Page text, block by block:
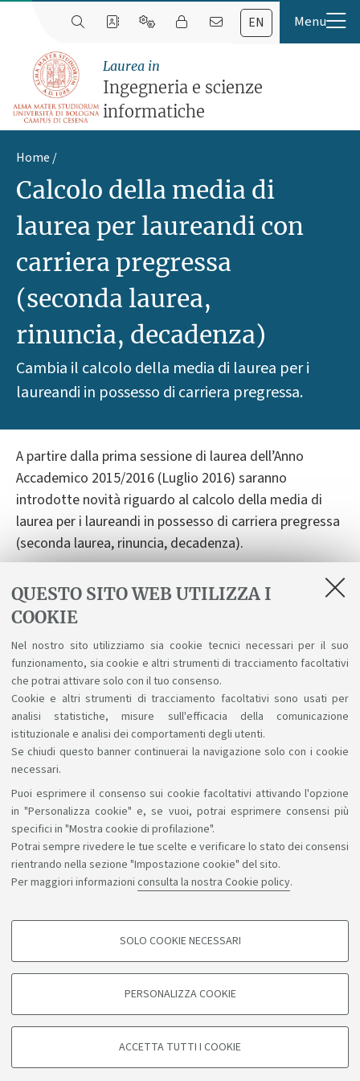
QUESTO SITO WEB UTILIZZA I
COOKIE
Nel nostro sito utilizziamo sia cookie tecnici necessari per il suo
funzionamento, sia cookie e altri strumenti di tracciamento facoltativi
che potrai attivare solo con il tuo consenso.
Cookie e altri strumenti di tracciamento facoltativi sono usati per
analisi statistiche, misure sull'efficacia della comunicazione
istituzionale e analisi dei comportamenti degli utenti.
Se chiudi questo banner continuerai la navigazione solo con i cookie
necessari.
Puoi esprimere il consenso sui cookie facoltativi attivando l'opzione
in "Personalizza cookie" e, se vuoi, potrai esprimere consensi più
specifici in "Mostra cookie di profilazione".
Potrai sempre rivedere le tue scelte e verificare lo stato dei consensi
rientrando nella sezione "Impostazione cookie" del sito.
Per maggiori informazioni consulta la nostra Cookie policy.
COOKIE DI PROFILAZIONE - FACOLTATIVI
degli utenti, creare profili in base al loro comportamento sul sito, per analisi
di marketing.
Google/Youtube Video
SOLO COOKIE NECESSARI
PERSONALIZZA COOKIE
ACCETTA TUTTI I COOKIE
EN
Laurea in
Ingegneria e scienze
informatiche
Home
Calcolo della media di
laurea per laureandi con
carriera pregressa
(seconda laurea,
rinuncia, decadenza)
Cambia il calcolo della media di laurea per i
laureandi in possesso di carriera pregressa.
A partire dalla prima sessione di laurea dell’Anno
Accademico 2015/2016 (Luglio 2016) saranno
introdotte novità riguardo al calcolo della media di
laurea per i laureandi in possesso di carriera pregressa
(seconda laurea, rinuncia, decadenza).
Conformemente alla linea dell’Ateneo, saranno esclusi
dal calcolo della media i voti delle attività riconosciute
da precedenti carriere già chiuse (lauree, rinunce e
decadenze), fatta eccezione per le singole attività
formative conseguite nell’ambito dello stesso corso di
studio in cui si consegue il titolo finale (i cosiddetti
‘esami singoli’).
Sosteniamo il diritto alla conoscenza
Seguici su:
Bologna - Via Zamboni, 33 - 40126 Bologna - PI: 01131710376 -
CF: 80007010376
Note legali Informazioni sul sito e accessibilità
Impostazioni cookie